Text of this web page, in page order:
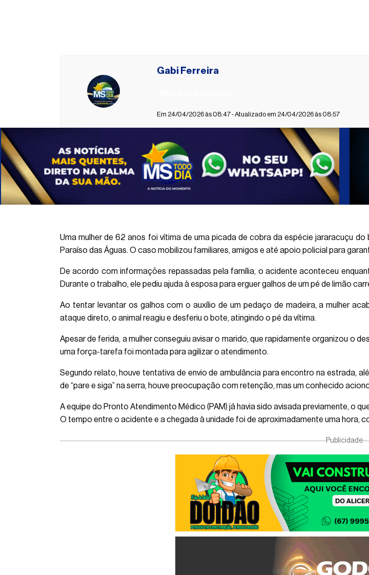
Gabi Ferreira
Em 24/04/2026 às 08:47 - Atualizado em 24/04/2026 às 08:57
Uma mulher de 62 anos foi vítima de uma picada de cobra da espécie jararacuçu
Paraíso das Águas. O caso mobilizou familiares, amigos e até apoio policial para
De acordo com informações repassadas pela família, o acidente aconteceu
Durante o trabalho, ele pediu ajuda à esposa para erguer galhos de um pé de limão
Ao tentar levantar os galhos com o auxílio de um pedaço de madeira, a mulher
ataque direto, o animal reagiu e desferiu o bote, atingindo o pé da vítima.
Apesar de ferida, a mulher conseguiu avisar o marido, que rapidamente organizou o
uma força-tarefa foi montada para agilizar o atendimento.
Segundo relato, houve tentativa de envio de ambulância para encontro na estrada,
de “pare e siga” na serra, houve preocupação com retenção, mas um conhecido
A equipe do Pronto Atendimento Médico (PAM) já havia sido avisada previamente, o
O tempo entre o acidente e a chegada à unidade foi de aproximadamente uma hora,
Publicidade